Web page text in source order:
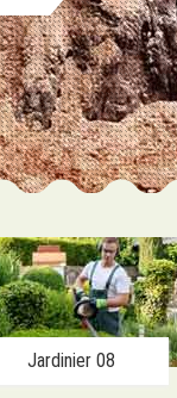
Jardinier 08